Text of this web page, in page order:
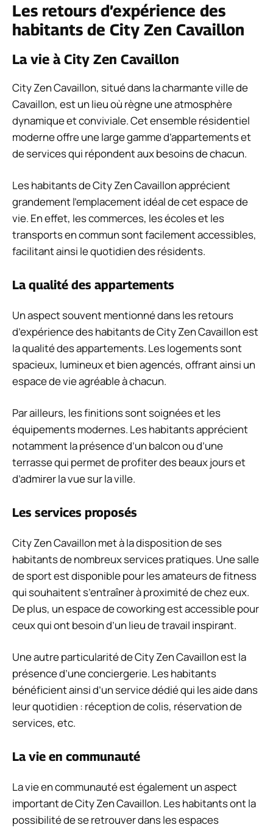
Les retours d’expérience des
habitants de City Zen Cavaillon
La vie à City Zen Cavaillon
City Zen Cavaillon, situé dans la charmante ville de
Cavaillon, est un lieu où règne une atmosphère
dynamique et conviviale. Cet ensemble résidentiel
moderne offre une large gamme d’appartements et
de services qui répondent aux besoins de chacun.
Les habitants de City Zen Cavaillon apprécient
grandement l’emplacement idéal de cet espace de
vie. En effet, les commerces, les écoles et les
transports en commun sont facilement accessibles,
facilitant ainsi le quotidien des résidents.
La qualité des appartements
Un aspect souvent mentionné dans les retours
d’expérience des habitants de City Zen Cavaillon est
la qualité des appartements. Les logements sont
spacieux, lumineux et bien agencés, offrant ainsi un
espace de vie agréable à chacun.
Par ailleurs, les finitions sont soignées et les
équipements modernes. Les habitants apprécient
notamment la présence d’un balcon ou d’une
terrasse qui permet de profiter des beaux jours et
d’admirer la vue sur la ville.
Les services proposés
City Zen Cavaillon met à la disposition de ses
habitants de nombreux services pratiques. Une salle
de sport est disponible pour les amateurs de fitness
qui souhaitent s’entraîner à proximité de chez eux.
De plus, un espace de coworking est accessible pour
ceux qui ont besoin d’un lieu de travail inspirant.
Une autre particularité de City Zen Cavaillon est la
présence d’une conciergerie. Les habitants
bénéficient ainsi d’un service dédié qui les aide dans
leur quotidien : réception de colis, réservation de
services, etc.
La vie en communauté
La vie en communauté est également un aspect
important de City Zen Cavaillon. Les habitants ont la
possibilité de se retrouver dans les espaces